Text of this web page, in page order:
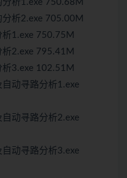
析1.exe 750.68M
析2.exe 705.00M
1.exe 750.75M
2.exe 795.41M
3.exe 102.51M
动寻路分析1.exe
动寻路分析2.exe
动寻路分析3.exe